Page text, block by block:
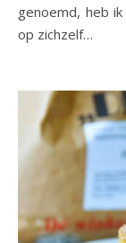
genoemd, heb
op zichzelf…